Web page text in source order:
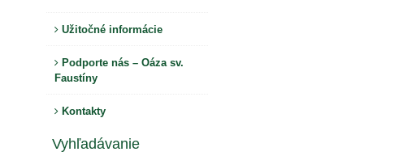
Užitočné informácie
Podporte nás – Oáza sv.
Faustíny
Kontakty
Vyhľadávanie